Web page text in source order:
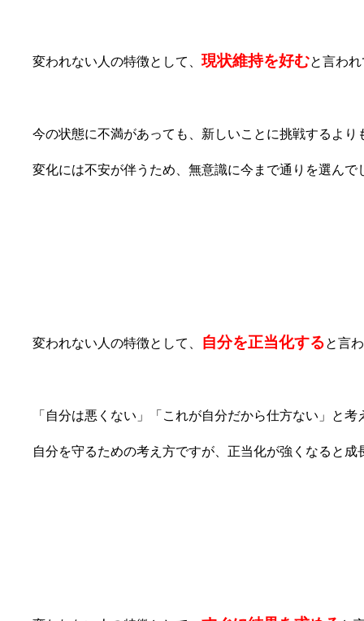
変われない人の特徴として、 現状維持を好むと言わ
今の状態に不満があっても、新しいことに挑戦するよ
変化には不安が伴うため、無意識に今まで通りを選んで
変われない人の特徴として、 自分を正当化すると言
「自分は悪くない」「これが自分だから仕方ない」と考
自分を守るための考え方ですが、正当化が強くなると